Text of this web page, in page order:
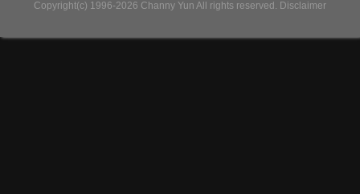
Copyright(c) 1996-2026 Channy Yun All rights reserved. Disclaimer